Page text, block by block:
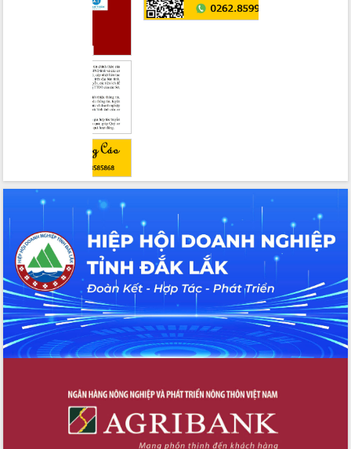
với Tập đoàn Bưu chính Viễn thông
Thứ trưởng Bộ Y tế làm việc với tỉnh
Đắk Lắk về phát triển nhân lực y tế
cho trạm y tế cấp xã
Du lịch Đắk Lắk nâng tầm trải nghiệm
du khách thông qua Hệ thống cơ sở dữ
Tập huấn ứng dụng trí tuệ nhân tạo (AI)
trong thương mại điện tử năm 2026
Đoàn đại biểu Quốc hội tỉnh Đắk Lắk
trao đổi thông tin trước Kỳ họp thứ
nhất, Quốc hội khóa XVI
Quyết liệt cải cách hành chính, khơi
thông nguồn lực phát triển
Nâng cao hiệu lực, hiệu quả HĐND
tỉnh thông qua hiện đại hóa hành chính
Xã Ea Phê gắn cải cách hành chính với
chuyển đổi số
Phó Chủ tịch Thường trực UBND tỉnh
Hồ Thị Nguyên Thảo làm việc tại Trung
Xây dựng nền hành chính số đồng
hành cùng nông dân dân, doanh nghiệp
Giai đoạn 2026-2030, Đắk Lắk phấn